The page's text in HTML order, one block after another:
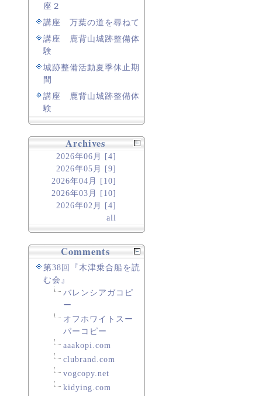
座２
講座 万葉の道を尋ねて
講座 鹿背山城跡整備体
験
城跡整備活動夏季休止期
間
講座 鹿背山城跡整備体
験
Archives
2026年06月 [4]
2026年05月 [9]
2026年04月 [10]
2026年03月 [10]
2026年02月 [4]
all
Comments
第38回『木津乗合船を読
む会』
バレンシアガコピ
ー
オフホワイトスー
パーコピー
aaakopi.com
clubrand.com
vogcopy.net
kidying.com